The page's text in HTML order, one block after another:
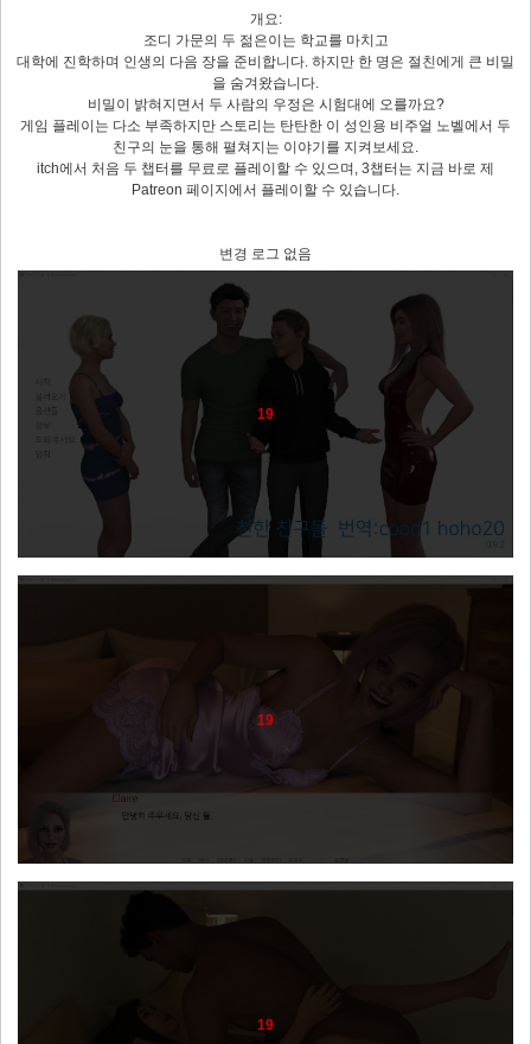
개요:
조디 가문의 두 젊은이는 학교를 마치고
대학에 진학하며 인생의 다음 장을 준비합니다. 하지만 한 명은 절친에게 큰 비밀
을 숨겨왔습니다.
비밀이 밝혀지면서 두 사람의 우정은 시험대에 오를까요?
게임 플레이는 다소 부족하지만 스토리는 탄탄한 이 성인용 비주얼 노벨에서 두
친구의 눈을 통해 펼쳐지는 이야기를 지켜보세요.
itch에서 처음 두 챕터를 무료로 플레이할 수 있으며, 3챕터는 지금 바로 제
Patreon 페이지에서 플레이할 수 있습니다.
변경 로그 없음
19
19
19